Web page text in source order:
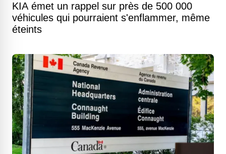
KIA émet un rappel sur près de 500 000
véhicules qui pourraient s'enflammer, même
éteints